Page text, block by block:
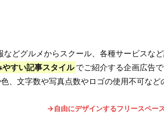
どグルメからスクール、各種サービスな
やすい記事スタイル でご紹介する企画広告で
、文字数や写真点数やロゴの使用不可など
→自由にデザインするフリースペー